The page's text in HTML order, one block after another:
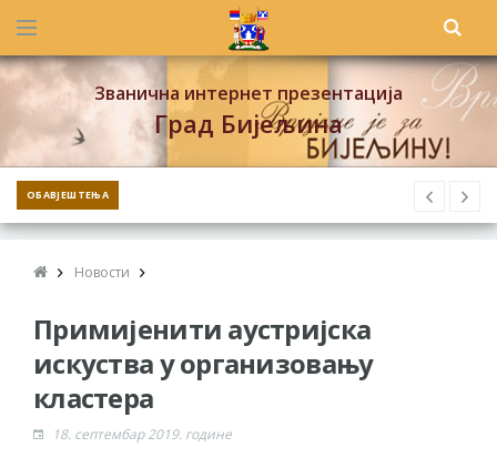
Званична интернет презентација
Град Бијељина
ОБАВЈЕШТЕЊА
Новости
Примијенити аустријска
искуства у организовању
кластера
18. септембар 2019. године